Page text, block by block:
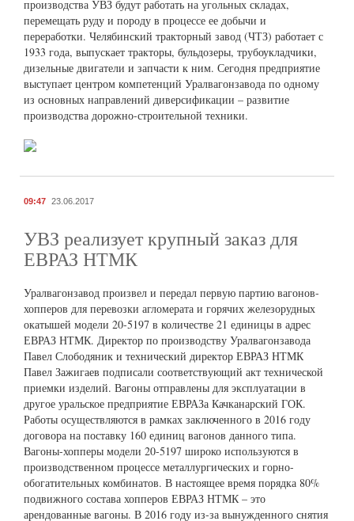
производства УВЗ будут работать на угольных складах,
перемещать руду и породу в процессе ее добычи и
переработки. Челябинский тракторный завод (ЧТЗ) работает с
1933 года, выпускает тракторы, бульдозеры, трубоукладчики,
дизельные двигатели и запчасти к ним. Сегодня предприятие
выступает центром компетенций Уралвагонзавода по одному
из основных направлений диверсификации – развитие
производства дорожно-строительной техники.
09:47 23.06.2017
УВЗ реализует крупный заказ для
ЕВРАЗ НТМК
Уралвагонзавод произвел и передал первую партию вагонов-
хопперов для перевозки агломерата и горячих железорудных
окатышей модели 20-5197 в количестве 21 единицы в адрес
ЕВРАЗ НТМК. Директор по производству Уралвагонзавода
Павел Слободяник и технический директор ЕВРАЗ НТМК
Павел Зажигаев подписали соответствующий акт технической
приемки изделий. Вагоны отправлены для эксплуатации в
другое уральское предприятие ЕВРАЗа Качканарский ГОК.
Работы осуществляются в рамках заключенного в 2016 году
договора на поставку 160 единиц вагонов данного типа.
Вагоны-хопперы модели 20-5197 широко используются в
производственном процессе металлургических и горно-
обогатительных комбинатов. В настоящее время порядка 80%
подвижного состава хопперов ЕВРАЗ НТМК – это
арендованные вагоны. В 2016 году из-за вынужденного снятия